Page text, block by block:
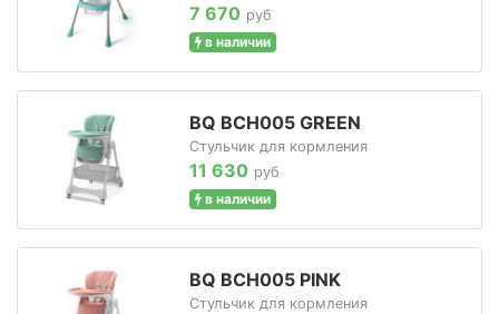
7 670 руб
в наличии
BQ BCH005 GREEN
Стульчик для кормления
11 630 руб
в наличии
BQ BCH005 PINK
Стульчик для кормления